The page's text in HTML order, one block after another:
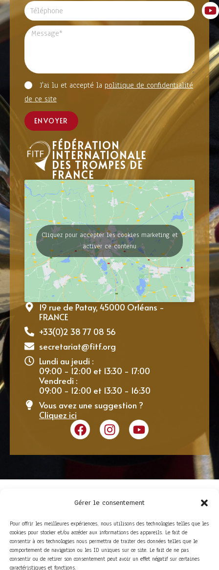
Gérer le consentement
Pour offrir les meilleures expériences, nous utilisons des technologies telles que les
cookies pour stocker et/ou accéder aux informations des appareils. Le fait de
consentir à ces technologies nous permettra de traiter des données telles que le
comportement de navigation ou les ID uniques sur ce site. Le fait de ne pas
consentir ou de retirer son consentement peut avoir un effet négatif sur certaines
caractéristiques et fonctions.
J'ai lu et accepté la politique de confidentialité
de ce site
ENVOYER
FÉDÉRATION
INTERNATIONALE
DES TROMPES DE
FRANCE
Cliquez pour accepter les cookies marketing et
activer ce contenu
19 rue de Patay, 45000 Orléans -
FRANCE
+33(0)2 38 77 08 56
secretariat@fitf.org
Lundi au jeudi :
09:00 - 12:00 et 13:30 - 17:00
Vendredi :
09:00 - 12:00 et 13:30 - 16:30
Vous avez une suggestion ?
Cliquez ici
ACCÈS RAPIDE